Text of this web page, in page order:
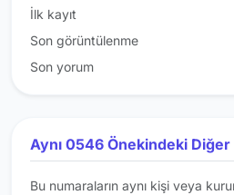
İlk kayıt
Son görüntülenme
Son yorum
Aynı 0546 Önekindeki Diğer
Bu numaraların aynı kişi veya